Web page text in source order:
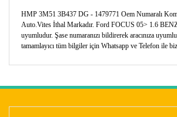
HMP 3M51 3B437 DG - 1479771 Oem Numaralı
Auto.Vites İthal Markadır. Ford FOCUS 05> 1.6
uyumludur. Şase numaranızı bildirerek aracınıza
tamamlayıcı tüm bilgiler için Whatsapp ve Telefon ile